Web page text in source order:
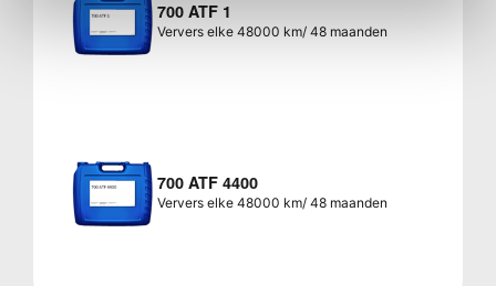
700 ATF 1
Ververs elke 48000 km/ 48 maanden
700 ATF 4400
Ververs elke 48000 km/ 48 maanden